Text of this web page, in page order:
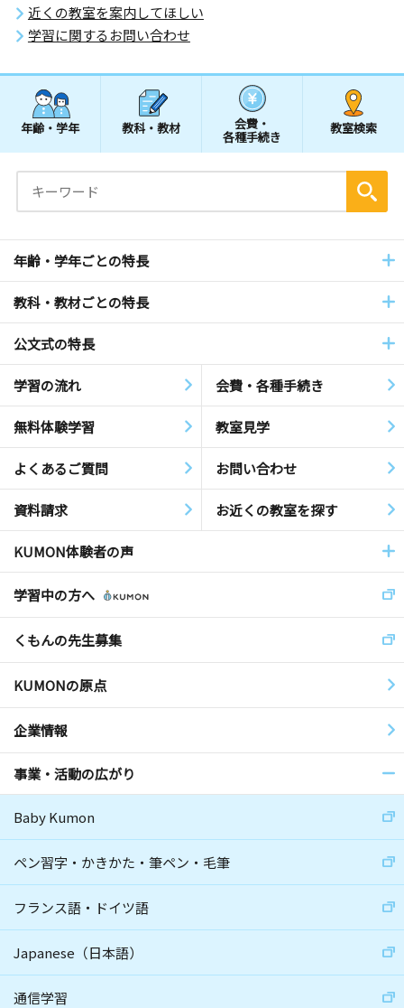
近くの教室を案内してほしい
学習に関するお問い合わせ
年齢・学年 教科・教材 会費・
各種手続き
教室検索
年齢・学年ごとの特長
教科・教材ごとの特長
公文式の特長
学習の流れ 会費・各種手続き
無料体験学習 教室見学
よくあるご質問 お問い合わせ
資料請求 お近くの教室を探す
KUMON体験者の声
学習中の方へ
くもんの先生募集
KUMONの原点
企業情報
事業・活動の広がり
Baby Kumon
ペン習字・かきかた・筆ペン・毛筆
フランス語・ドイツ語
Japanese（日本語）
通信学習